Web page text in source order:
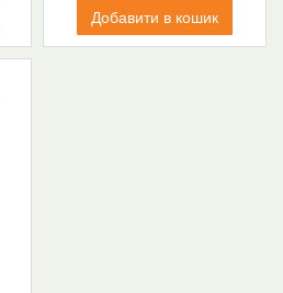
Добавити в кошик